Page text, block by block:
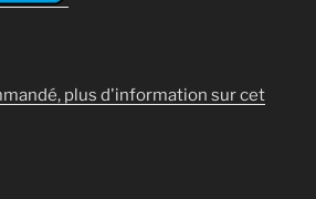
plus d'information sur cet